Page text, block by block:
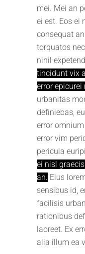
mei. Mei an
ei est. Eos ei
consequat
torquatos
nihil
tincidunt vix
error epicurei
urbanitas
definiebas,
error
error vim
pericula
ei nisl
an. Eius
sensibus id,
facilisis
rationibus
laoreet. Ex
alia illum ea